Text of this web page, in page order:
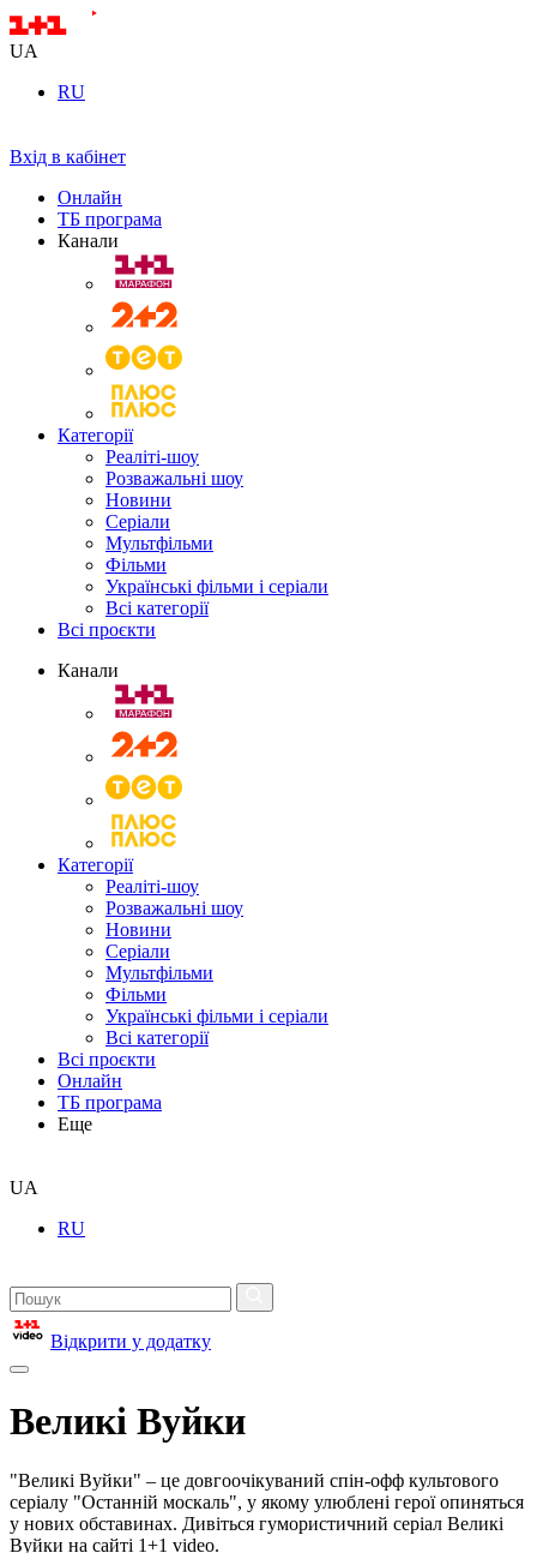
UA
RU
Вхід в кабінет
Онлайн
ТБ програма
Канали
Категорії
Реаліті-шоу
Розважальні шоу
Новини
Серіали
Мультфільми
Фільми
Українські фільми і серіали
Всі категорії
Всі проєкти
Канали
Категорії
Реаліті-шоу
Розважальні шоу
Новини
Серіали
Мультфільми
Фільми
Українські фільми і серіали
Всі категорії
Всі проєкти
Онлайн
ТБ програма
Еще
UA
RU
Відкрити у додатку
Великі Вуйки
"Великі Вуйки" – це довгоочікуваний спін-офф культового
серіалу "Останній москаль", у якому улюблені герої опиняться
у нових обставинах. Дивіться гумористичний серіал Великі
Вуйки на сайті 1+1 video.